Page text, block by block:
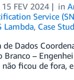
15 FEV 2024 in
Service
Lambda, Case
Dados
Branco –
não ficou de